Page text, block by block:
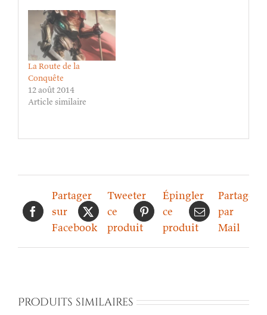
La Route de la
Conquête
12 août 2014
Article similaire
Partager
sur
Facebook
Tweeter
ce
produit
Épingler
ce
produit
Partager
par
Mail
Produits similaires